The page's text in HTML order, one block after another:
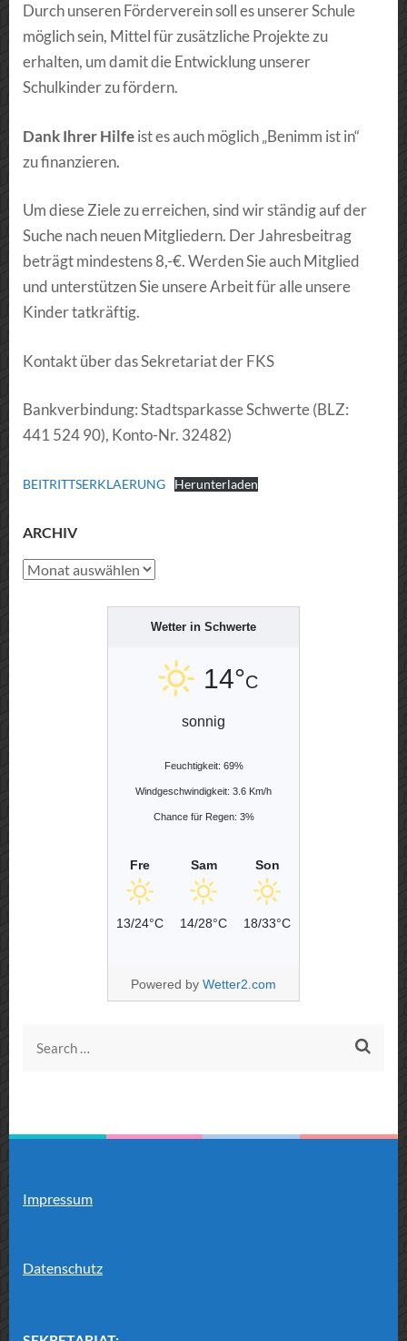
Durch unseren Förderverein soll es unserer Schule
möglich sein, Mittel für zusätzliche Projekte zu
erhalten, um damit die Entwicklung unserer
Schulkinder zu fördern.
Dank Ihrer Hilfeist es auch möglich „Benimm ist in“
zu finanzieren.
Um diese Ziele zu erreichen, sind wir ständig auf der
Suche nach neuen Mitgliedern. Der Jahresbeitrag
beträgt mindestens 8,-€. Werden Sie auch Mitglied
und unterstützen Sie unsere Arbeit für alle unsere
Kinder tatkräftig.
Kontakt über das Sekretariat der FKS
Bankverbindung: Stadtsparkasse Schwerte (BLZ:
441 524 90), Konto-Nr. 32482)
BEITRITTSERKLAERUNG Herunterladen
ARCHIV
Archiv
Wetter in Schwerte
14°C
sonnig
Feuchtigkeit: 69%
Windgeschwindigkeit: 3.6 Km/h
Chance für Regen: 3%
Fre
13/24°C
Sam
14/28°C
Son
18/33°C
Powered by Wetter2.com
Search
Impressum
Datenschutz